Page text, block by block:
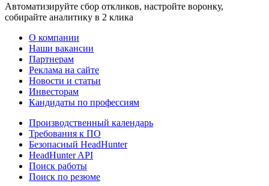
Автоматизируйте сбор откликов, настройте воронку,
собирайте аналитику в 2 клика
О компании
Наши вакансии
Партнерам
Реклама на сайте
Новости и статьи
Инвесторам
Кандидаты по профессиям
Производственный календарь
Требования к ПО
Безопасный HeadHunter
HeadHunter API
Поиск работы
Поиск по резюме